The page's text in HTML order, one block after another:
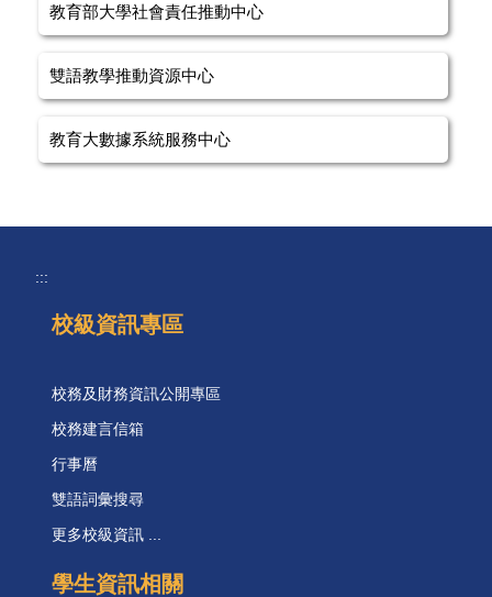
教育部大學社會責任推動中心
雙語教學推動資源中心
教育大數據系統服務中心
:::
校級資訊專區
校務及財務資訊公開專區
校務建言信箱
行事曆
雙語詞彙搜尋
更多校級資訊 ...
學生資訊相關